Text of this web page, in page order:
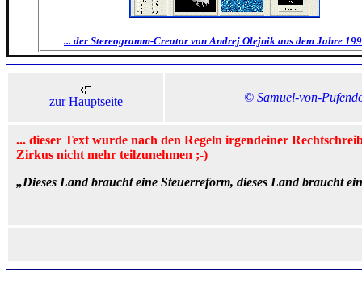
... der Stereogramm-Creator von Andrej Olejnik aus dem Jahre
zur Hauptseite © Samuel-von-
... dieser Text wurde nach den Regeln irgendeiner
Zirkus nicht mehr teilzunehmen ;-)
„Dieses Land braucht eine Steuerreform, dieses Land braucht